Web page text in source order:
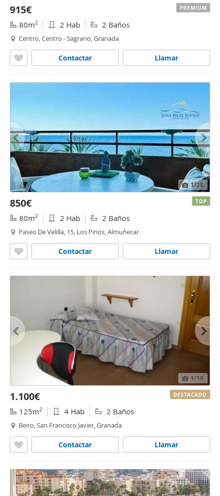
915€
80m2 2 Hab 2 Baños
Centro, Centro - Sagrario, Granada
Llamar
Contactar
PREMIUM
1/28
850€
80m2 2 Hab 2 Baños
Paseo De Velilla, 15, Los Pinos, Almuñecar
Llamar
Contactar
TOP
1/19
1.100€
125m2 4 Hab 2 Baños
Beiro, San Francisco Javier, Granada
Llamar
Contactar
DESTACADO